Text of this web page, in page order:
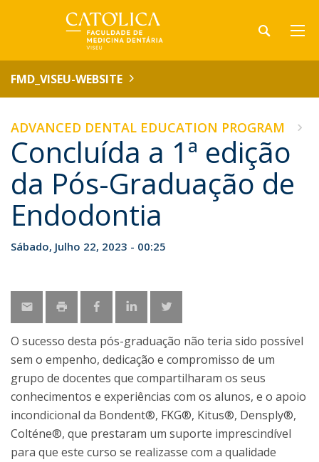
FMD_VISEU-WEBSITE
ADVANCED DENTAL EDUCATION PROGRAM
Concluída a 1ª edição
da Pós-Graduação de
Endodontia
Sábado, Julho 22, 2023 - 00:25
O sucesso desta pós-graduação não teria sido possível
sem o empenho, dedicação e compromisso de um
grupo de docentes que compartilharam os seus
conhecimentos e experiências com os alunos, e o apoio
incondicional da Bondent®, FKG®, Kitus®, Densply®,
Colténe®, que prestaram um suporte imprescindível
para que este curso se realizasse com a qualidade